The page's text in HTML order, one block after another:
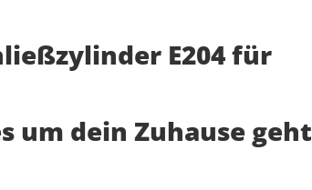
E204 für
um dein Zuhause geht